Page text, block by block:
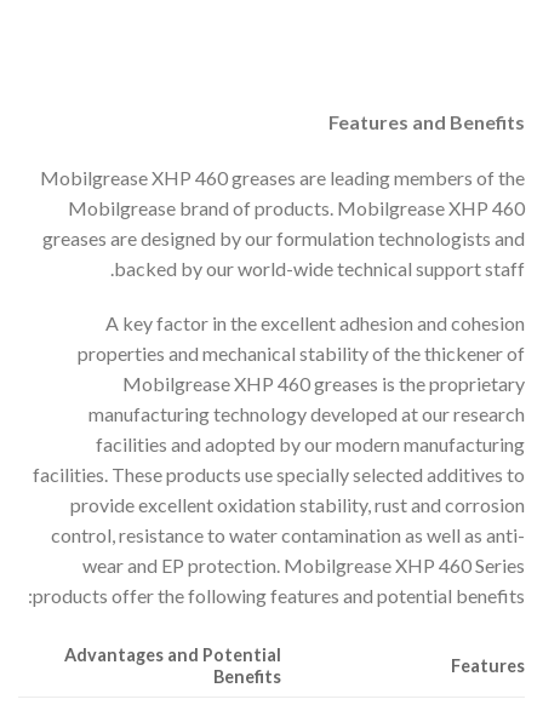
Features and Benefits
Mobilgrease XHP 460 greases are leading members of the
Mobilgrease brand of products. Mobilgrease XHP 460
greases are designed by our formulation technologists and
backed by our world-wide technical support staff.
A key factor in the excellent adhesion and cohesion
properties and mechanical stability of the thickener of
Mobilgrease XHP 460 greases is the proprietary
manufacturing technology developed at our research
facilities and adopted by our modern manufacturing
facilities. These products use specially selected additives to
provide excellent oxidation stability, rust and corrosion
control, resistance to water contamination as well as anti-
wear and EP protection. Mobilgrease XHP 460 Series
products offer the following features and potential benefits:
Features
Advantages and Potential
Benefits